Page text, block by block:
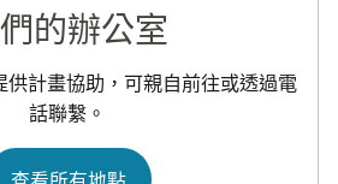
的辦公室​​
供計畫協助，可親自前往或透過電
話聯繫。​​